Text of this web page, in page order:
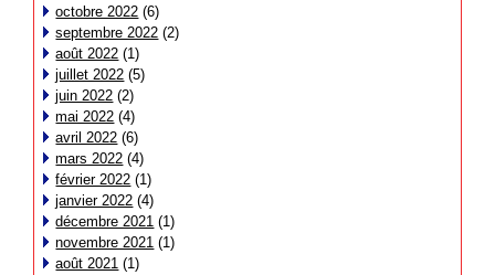
octobre 2022 (6)
septembre 2022 (2)
août 2022 (1)
juillet 2022 (5)
juin 2022 (2)
mai 2022 (4)
avril 2022 (6)
mars 2022 (4)
février 2022 (1)
janvier 2022 (4)
décembre 2021 (1)
novembre 2021 (1)
août 2021 (1)